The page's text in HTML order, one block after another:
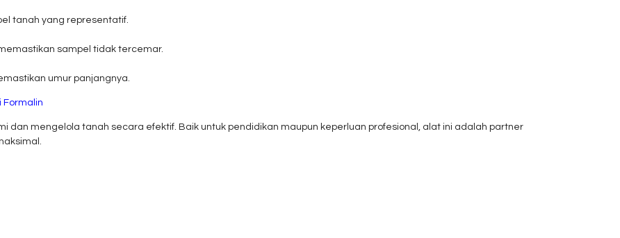
tanah yang representatif.
sampel tidak tercemar.
umur panjangnya.
Formalin
dan mengelola tanah secara efektif. Baik untuk pendidikan maupun keperluan profesional, alat ini adalah partner